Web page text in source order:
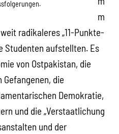
m
radikaleres „11-Punkte-
Studenten aufstellten. Es
von Ostpakistan, die
die
Demokratie,
und die „Verstaatlichung
und der